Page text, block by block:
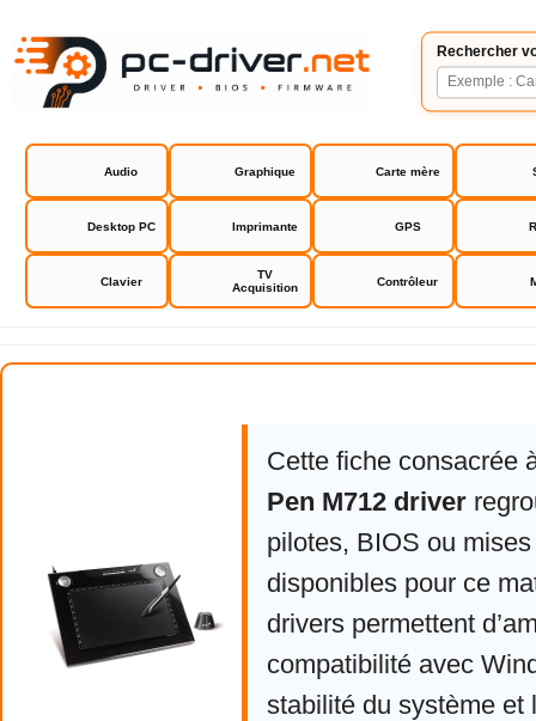
Rechercher
Audio Graphique Carte mère
Desktop PC Imprimante GPS
Clavier
TV
Acquisition
Contrôleur
Genius G-Pen M712 driver
Cette fiche consacrée
Pen M712 driver
pilotes, BIOS ou
disponibles pour ce
drivers permettent
compatibilité avec
stabilité du système et